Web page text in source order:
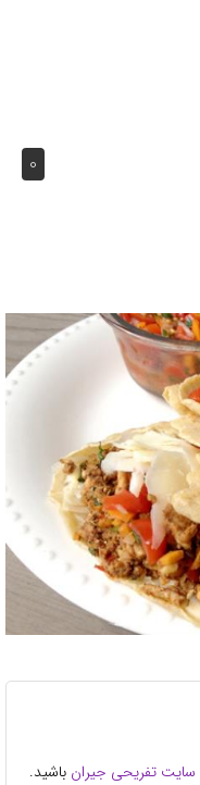
0
سایت تفریحی جیران باشید.